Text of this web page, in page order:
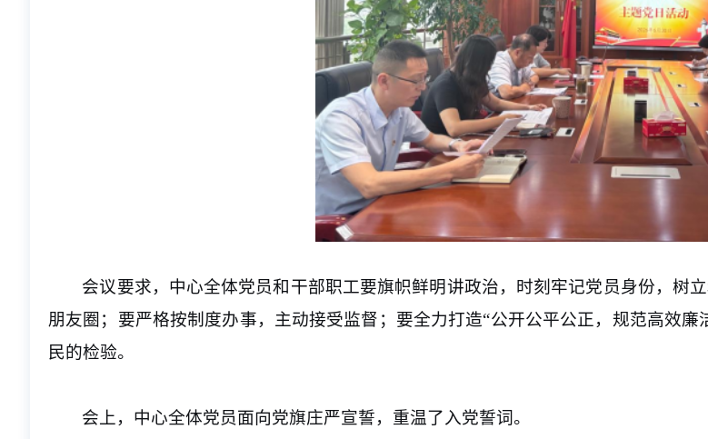
会议要求，中心全体党员和干部职工要旗帜鲜明讲政治，时刻牢记党员身份，树
朋友圈；要严格按制度办事，主动接受监督；要全力打造“公开公平公正，规范高效
民的检验。
会上，中心全体党员面向党旗庄严宣誓，重温了入党誓词。